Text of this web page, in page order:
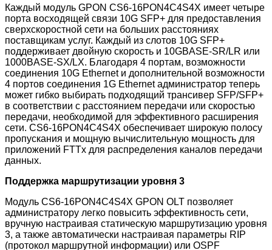
Каждый модуль GPON CS6-16PON4C4S4X имеет четыре
порта восходящей связи 10G SFP+ для предоставления
сверхскоростной сети на больших расстояниях
поставщикам услуг. Каждый из слотов 10G SFP+
поддерживает двойную скорость и 10GBASE-SR/LR или
1000BASE-SX/LX. Благодаря 4 портам, возможности
соединения 10G Ethernet и дополнительной возможности
4 портов соединения 1G Ethernet администратор теперь
может гибко выбирать подходящий трансивер SFP/SFP+
в соответствии с расстоянием передачи или скоростью
передачи, необходимой для эффективного расширения
сети. CS6-16PON4C4S4X обеспечивает широкую полосу
пропускания и мощную вычислительную мощность для
приложений FTTx для распределения каналов передачи
данных.
Поддержка маршрутизации уровня 3
Модуль CS6-16PON4C4S4X GPON OLT позволяет
администратору легко повысить эффективность сети,
вручную настраивая статическую маршрутизацию уровня
3, а также автоматически настраивая параметры RIP
(протокол маршрутной информации) или OSPF